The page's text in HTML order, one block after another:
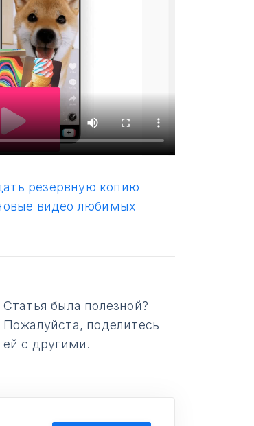
резервную копию
видео любимых
Статья была полезной?
Пожалуйста, поделитесь
ей с другими.